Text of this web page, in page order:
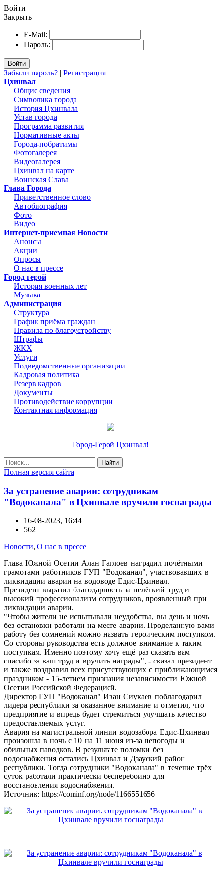
Войти
Закрыть
E-Mail:
Пароль:
Войти
Забыли пароль? | Регистрация
Цхинвал
Общие сведения
Символика города
История Цхинвала
Устав города
Программа развития
Нормативные акты
Города-побратимы
Фотогалерея
Видеогалерея
Цхинвал на карте
Воинская Слава
Глава Города
Приветственное слово
Автобиография
Фото
Видео
Интернет-приемная Новости
Анонсы
Акции
Опросы
О нас в прессе
Город герой
История военных лет
Музыка
Администрация
Структура
График приёма граждан
Правила по благоустройству
Штрафы
ЖКХ
Услуги
Подведомственные организации
Кадровая политика
Резерв кадров
Документы
Противодействие коррупции
Контактная информация
Город-Герой Цхинвал!
Найти
Полная версия сайта
За устранение аварии: сотрудникам
"Водоканала" в Цхинвале вручили госнаграды
16-08-2023, 16:44
562
Новости, О нас в прессе
Глава Южной Осетии Алан Гаглоев наградил почётными
грамотами работников ГУП "Водоканал", участвовавших в
ликвидации аварии на водоводе Едис-Цхинвал.
Президент выразил благодарность за нелёгкий труд и
высокий профессионализм сотрудников, проявленный при
ликвидации аварии.
"Чтобы жители не испытывали неудобства, вы день и ночь
без остановки работали на месте аварии. Проделанную вами
работу без сомнений можно назвать героическим поступком.
Со стороны руководства есть должное внимание к таким
поступкам. Именно поэтому хочу ещё раз сказать вам
спасибо за ваш труд и вручить награды", - сказал президент
и также поздравил всех присутствующих с приближающимся
праздником - 15-летием признания независимости Южной
Осетии Российской Федерацией.
Директор ГУП "Водоканал" Иван Сиукаев поблагодарил
лидера республики за оказанное внимание и отметил, что
предприятие и впредь будет стремиться улучшать качество
предоставляемых услуг.
Авария на магистральной линии водозабора Едис-Цхинвал
произошла в ночь с 10 на 11 июня из-за непогоды и
обильных паводков. В результате поломки без
водоснабжения остались Цхинвал и Дзауский район
республики. Тогда сотрудники "Водоканала" в течение трёх
суток работали практически бесперебойно для
восстановления водоснабжения.
Источник: https://cominf.org/node/1166551656